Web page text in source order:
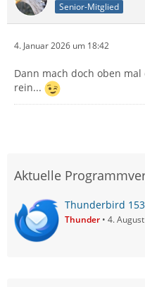
Senior-Mitglied
4. Januar 2026 um 18:42
Dann mach doch oben
rein...
Aktuelle
Thunderbird
Thunder 4.